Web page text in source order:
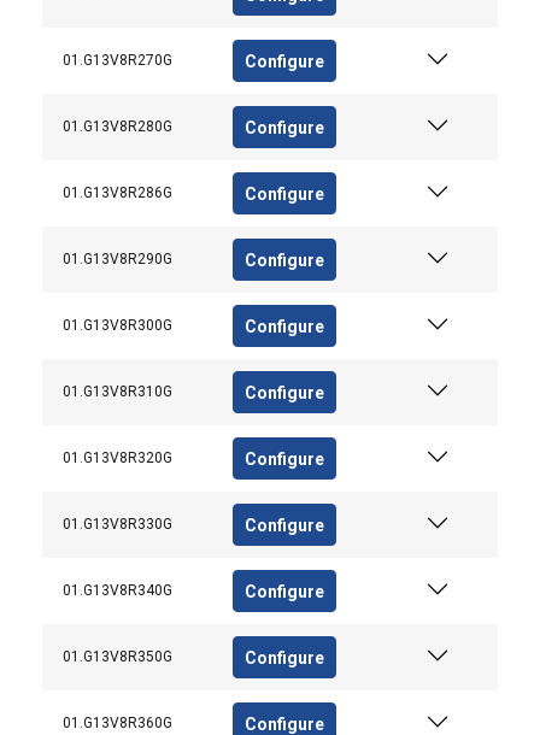
01.G13V8R270G Configure
01.G13V8R280G Configure
01.G13V8R286G Configure
01.G13V8R290G Configure
01.G13V8R300G Configure
01.G13V8R310G Configure
01.G13V8R320G Configure
01.G13V8R330G Configure
01.G13V8R340G Configure
01.G13V8R350G Configure
01.G13V8R360G Configure
AKCEPTUJ WSZYSTKIE
ODRZUĆ WSZYSTKIE
POKAŻ SZCZEGÓŁY